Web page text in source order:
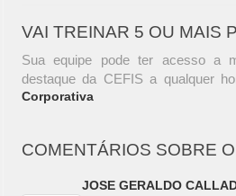
VAI TREINAR 5 OU MAIS
Sua equipe pode ter acesso a
destaque da CEFIS a qualquer
Corporativa
COMENTÁRIOS SOBRE
JOSE GERALDO